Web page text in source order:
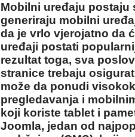
Mobilni uređaju postaju
generiraju mobilni
da je vrlo vjerojatno da
uređaji postati
rezultat toga, sva
stranice trebaju
može da ponudi
pregledavanja i
koji koriste tablet i
Joomla, jedan od